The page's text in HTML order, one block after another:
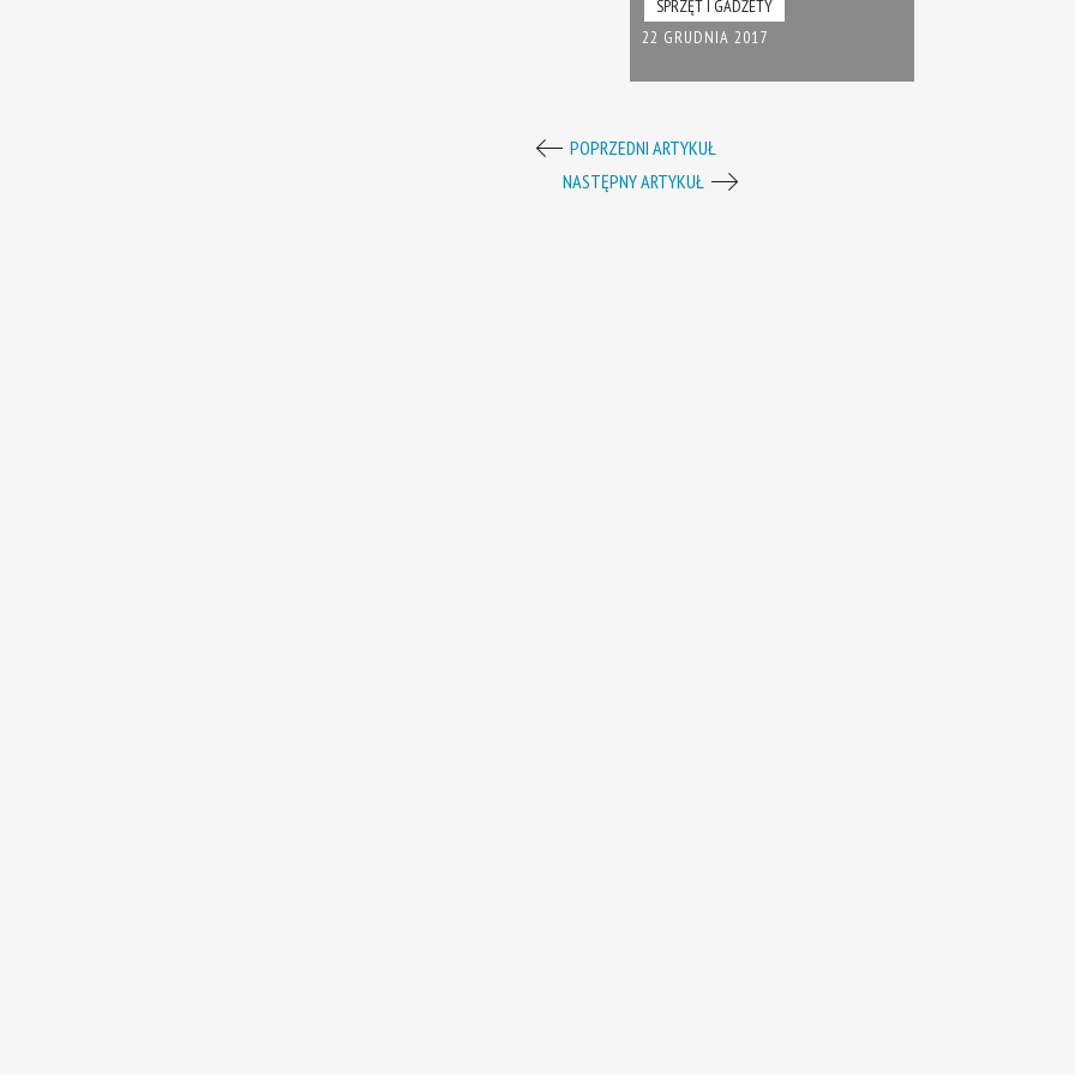
SPRZĘT I GADŻETY
22 GRUDNIA 2017
POPRZEDNI ARTYKUŁ
NASTĘPNY ARTYKUŁ